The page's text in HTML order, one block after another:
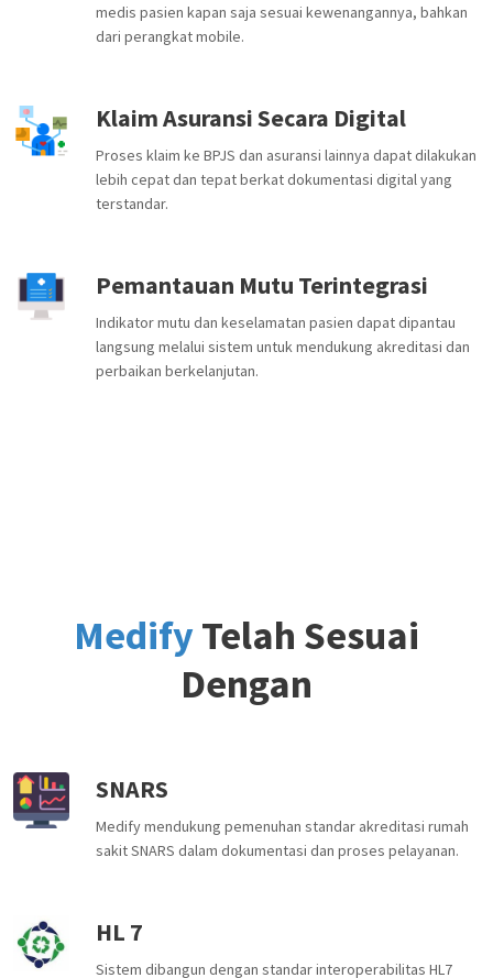
medis pasien kapan saja sesuai kewenangannya, bahkan
dari perangkat mobile.
Klaim Asuransi Secara Digital
Proses klaim ke BPJS dan asuransi lainnya dapat dilakukan
lebih cepat dan tepat berkat dokumentasi digital yang
terstandar.
Pemantauan Mutu Terintegrasi
Indikator mutu dan keselamatan pasien dapat dipantau
langsung melalui sistem untuk mendukung akreditasi dan
perbaikan berkelanjutan.
MedifyTelah Sesuai
Dengan
SNARS
Medify mendukung pemenuhan standar akreditasi rumah
sakit SNARS dalam dokumentasi dan proses pelayanan.
HL 7
Sistem dibangun dengan standar interoperabilitas HL7